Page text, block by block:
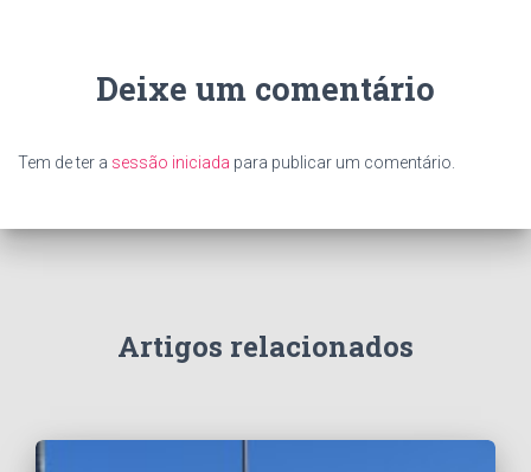
Deixe um comentário
Tem de ter a sessão iniciada para publicar um comentário.
Artigos relacionados